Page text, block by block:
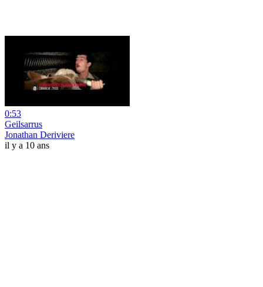
0:53
Geilsarrus
Jonathan Deriviere
il y a 10 ans